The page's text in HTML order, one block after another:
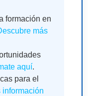
formación en
más
aquí.
para el
información